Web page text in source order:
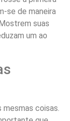
se de maneira
suas
um ao
coisas.